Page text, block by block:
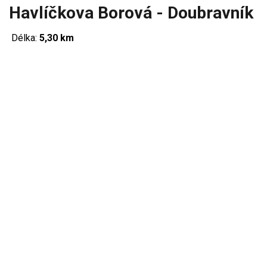
Havlíčkova Borová - Doubravník
Délka: 5,30 km